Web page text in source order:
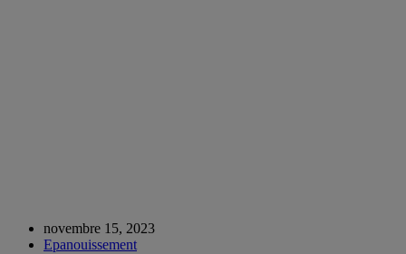
novembre 15, 2023
Epanouissement